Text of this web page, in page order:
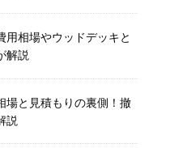
用相場やウッドデッキと
解説
場と見積もりの裏側！撤
説